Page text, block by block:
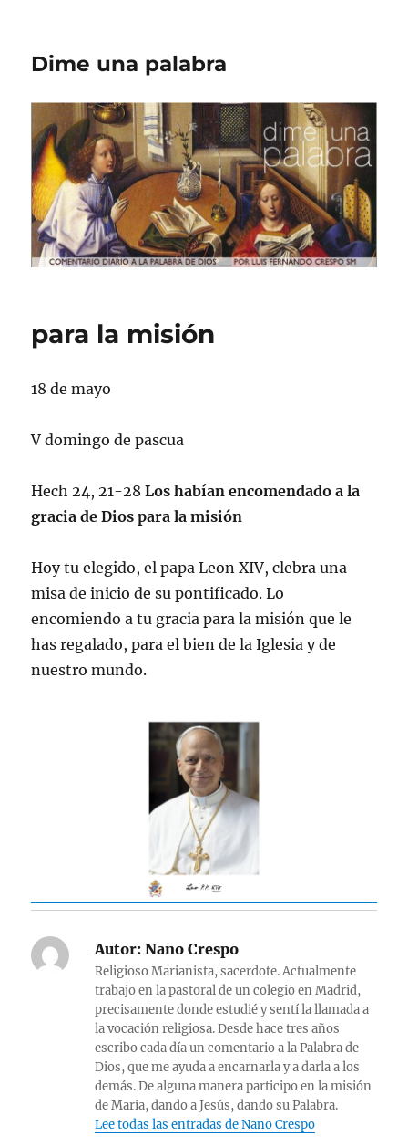
Dime una palabra
para la misión
18 de mayo
V domingo de pascua
Hech 24, 21-28Los habían encomendado a la
gracia de Dios para la misión
Hoy tu elegido, el papa Leon XIV, clebra una
misa de inicio de su pontificado. Lo
encomiendo a tu gracia para la misión que le
has regalado, para el bien de la Iglesia y de
nuestro mundo.
Autor: Nano Crespo
Religioso Marianista, sacerdote. Actualmente
trabajo en la pastoral de un colegio en Madrid,
precisamente donde estudié y sentí la llamada a
la vocación religiosa. Desde hace tres años
escribo cada día un comentario a la Palabra de
Dios, que me ayuda a encarnarla y a darla a los
demás. De alguna manera participo en la misión
de María, dando a Jesús, dando su Palabra.
Lee todas las entradas de Nano Crespo